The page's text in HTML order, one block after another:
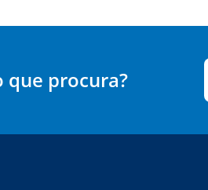
que procura?